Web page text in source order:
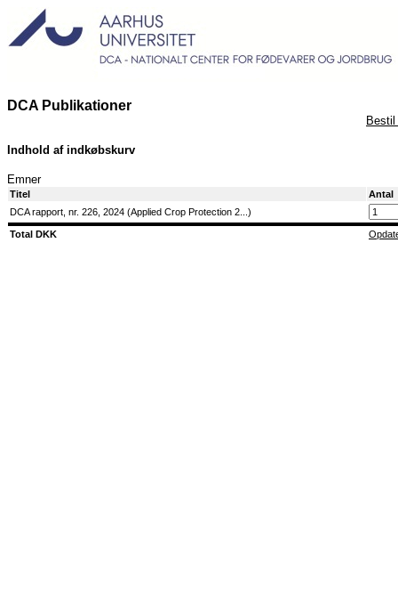
DCA Publikationer
Indhold af indkøbskurv
Emner
Titel
Antal
DCA rapport, nr. 226, 2024 (Applied Crop Protection 2...)
Total DKK